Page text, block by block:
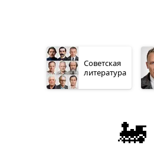
Советская
литература
🚂